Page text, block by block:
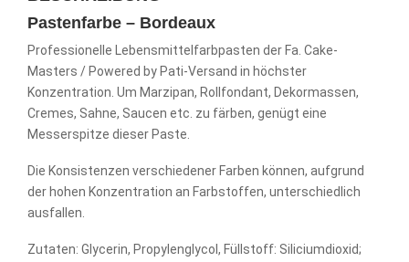
Pastenfarbe – Bordeaux
Professionelle Lebensmittelfarbpasten der Fa. Cake-
Masters / Powered by Pati-Versand in höchster
Konzentration. Um Marzipan, Rollfondant, Dekormassen,
Cremes, Sahne, Saucen etc. zu färben, genügt eine
Messerspitze dieser Paste.
Die Konsistenzen verschiedener Farben können, aufgrund
der hohen Konzentration an Farbstoffen, unterschiedlich
ausfallen.
Zutaten: Glycerin, Propylenglycol, Füllstoff: Siliciumdioxid;